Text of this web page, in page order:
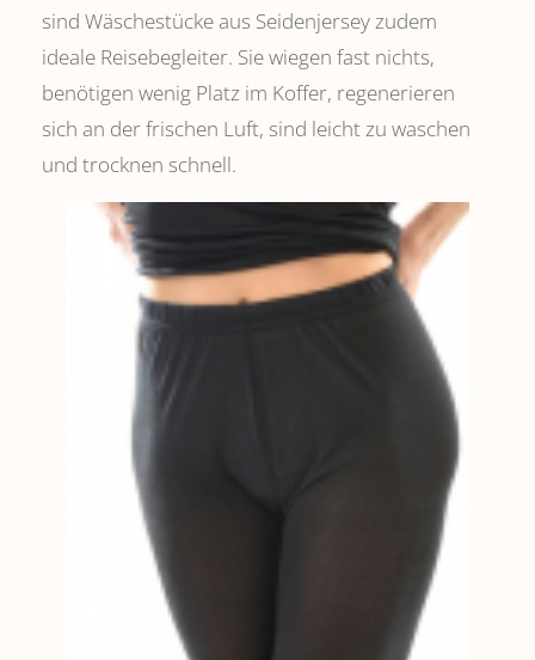
sind Wäschestücke aus Seidenjersey zudem
ideale Reisebegleiter. Sie wiegen fast nichts,
benötigen wenig Platz im Koffer, regenerieren
sich an der frischen Luft, sind leicht zu waschen
und trocknen schnell.